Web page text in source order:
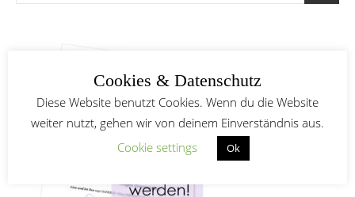
Cookies & Datenschutz
Diese Website benutzt Cookies. Wenn du die Website
weiter nutzt, gehen wir von deinem Einverständnis aus.
Cookie settings
Ok